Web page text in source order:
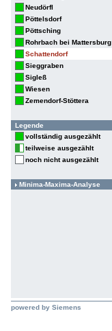
Neudörfl
Pöttelsdorf
Pöttsching
Rohrbach bei Mattersburg
Schattendorf
Sieggraben
Sigleß
Wiesen
Zemendorf-Stöttera
Legende
vollständig ausgezählt
teilweise ausgezählt
noch nicht ausgezählt
Minima-Maxima-Analyse
powered by Siemens